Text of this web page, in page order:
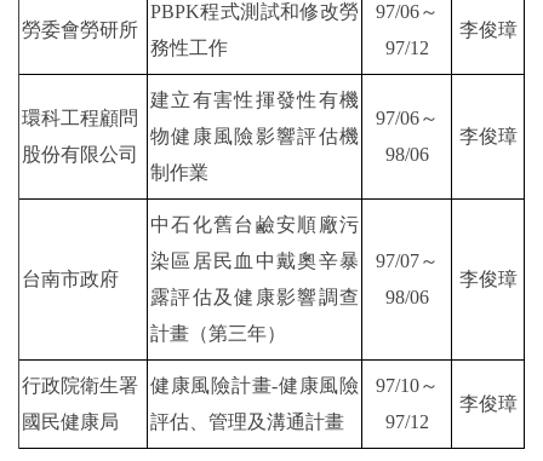
勞委會勞研所
PBPK程式測試和修改勞
務性工作
97/06～
97/12
李俊璋
環科工程顧問
股份有限公司
建立有害性揮發性有機
物健康風險影響評估機
制作業
97/06～
98/06
李俊璋
台南市政府
中石化舊台鹼安順廠污
染區居民血中戴奧辛暴
露評估及健康影響調查
計畫（第三年）
97/07～
98/06
李俊璋
行政院衛生署
國民健康局
健康風險計畫-健康風險
評估、管理及溝通計畫
97/10～
97/12
李俊璋